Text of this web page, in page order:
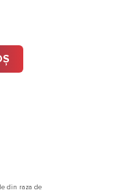
încălzire centrală
din raza de